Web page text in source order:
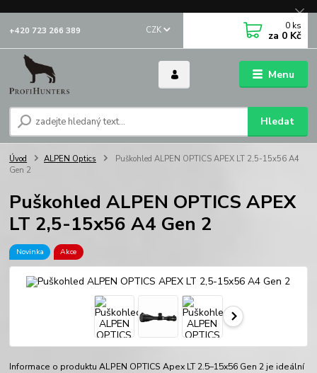
Menu
CZK
Hledat
+420 723 266 389 0 ks
za 0 Kč
Úvod ALPEN Optics
Puškohled ALPEN OPTICS APEX LT 2,5-15x56 A4
Gen 2
Puškohled ALPEN OPTICS APEX
LT 2,5-15x56 A4 Gen 2
Novinka Akce
Informace o produktu ALPEN OPTICS Apex LT 2.5–15x56 Gen 2 je ideální